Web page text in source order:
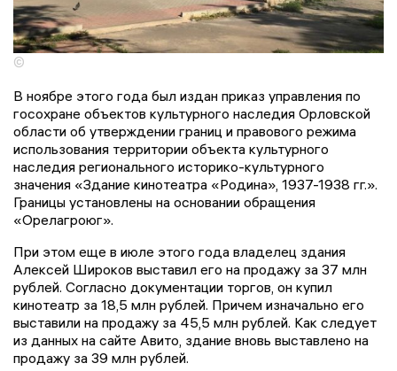
©
В ноябре этого года был издан приказ управления по
госохране объектов культурного наследия Орловской
области об утверждении границ и правового режима
использования территории объекта культурного
наследия регионального историко-культурного
значения «Здание кинотеатра «Родина», 1937-1938 гг.».
Границы установлены на основании обращения
«Орелагроюг».
При этом еще в июле этого года владелец здания
Алексей Широков выставил его на продажу за 37 млн
рублей. Согласно документации торгов, он купил
кинотеатр за 18,5 млн рублей. Причем изначально его
выставили на продажу за 45,5 млн рублей. Как следует
из данных на сайте Авито, здание вновь выставлено на
продажу за 39 млн рублей.